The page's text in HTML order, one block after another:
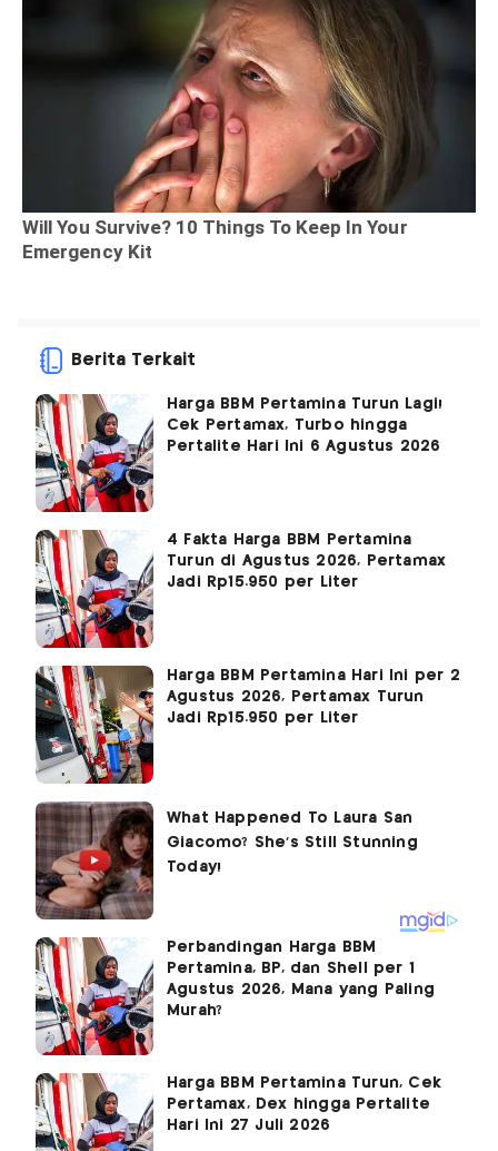
Berita Terkait
Harga BBM Pertamina Turun Lagi!
Cek Pertamax, Turbo hingga
Pertalite Hari Ini 6 Agustus 2026
4 Fakta Harga BBM Pertamina
Turun di Agustus 2026, Pertamax
Jadi Rp15.950 per Liter
Harga BBM Pertamina Hari Ini per 2
Agustus 2026, Pertamax Turun
Jadi Rp15.950 per Liter
Perbandingan Harga BBM
Pertamina, BP, dan Shell per 1
Agustus 2026, Mana yang Paling
Murah?
Harga BBM Pertamina Turun, Cek
Pertamax, Dex hingga Pertalite
Hari Ini 27 Juli 2026